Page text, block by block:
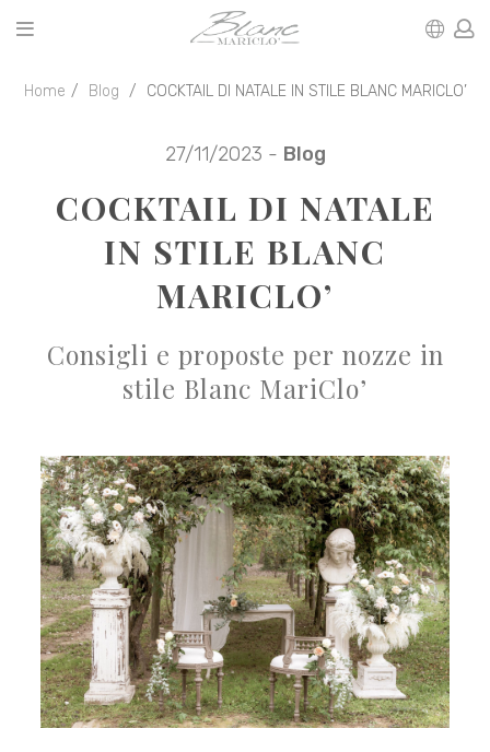
Home Blog COCKTAIL DI NATALE IN STILE BLANC MARICLO’
27/11/2023 - Blog
COCKTAIL DI NATALE
IN STILE BLANC
MARICLO’
Consigli e proposte per nozze in
stile Blanc MariClo’